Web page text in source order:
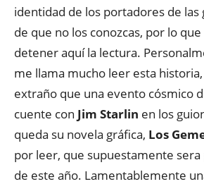
identidad de los portadores de las
de que no los conozcas, por lo
detener aquí la lectura.
me llama mucho leer esta
extraño que una evento cósmico
cuente con Jim Starlin en los
queda su novela gráfica, Los
por leer, que supuestamente sera
de este año. Lamentablemente